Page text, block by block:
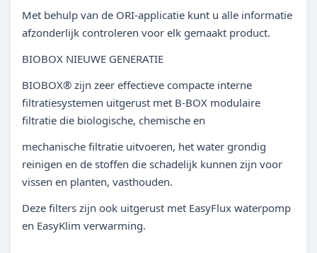
Met behulp van de ORI-applicatie kunt u alle informatie
afzonderlijk controleren voor elk gemaakt product.
BIOBOX NIEUWE GENERATIE
BIOBOX® zijn zeer effectieve compacte interne
filtratiesystemen uitgerust met B-BOX modulaire
filtratie die biologische, chemische en
mechanische filtratie uitvoeren, het water grondig
reinigen en de stoffen die schadelijk kunnen zijn voor
vissen en planten, vasthouden.
Deze filters zijn ook uitgerust met EasyFlux waterpomp
en EasyKlim verwarming.